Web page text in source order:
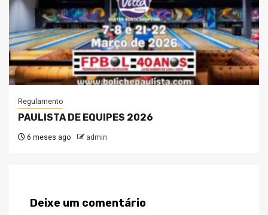
Regulamento
PAULISTA DE EQUIPES 2026
6 meses ago admin
Deixe um comentário